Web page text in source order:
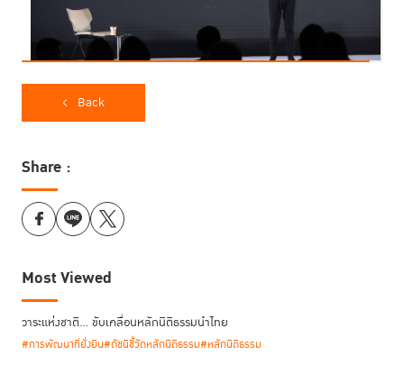
บาย ดิจิทัลวอลเล็ต ให้ประชาชนทุกคนที่มีอายุ 16 ปีขึ้นไป ได้คนละ 1 หมื่นบาท
“แอปพลิเคชันปลอม” เพื่อหลอกดูดเงินทันที นั่นคือ “ความเร็วของคนร้าย” ที่
ทำให้เห็นได้ว่า อาชญากรรมในลักษณะนี้ต้องการ “เทคโนโลยี” และ “ความเร็ว”
ในการเข้าขัดขวางกระบวนการหลอกลวงนี้
หากมอง “ประชาชนเป็นศูนย์กลาง” เราจะพบว่า สิ่งที่ “เหยื่อ” จากแก๊งหลอก
ให้โอนเงิน มีความต้องการได้รับความช่วยเหลือจากกลไกของรัฐมากที่สุด ก็คือ
ได้เงินคืน หรือ การหยุดยั้งเส้นทางของเงินที่ถูกโอนออกไปผ่านบัญชีม้าจำนวน
มากได้อย่างทันท่วงที นั่นเป็นความต้องการที่มากกว่า การจับกุมผู้กระทำความ
Back
Share :
Most Viewed
วาระแห่งชาติ… ขับเคลื่อนหลักนิติธรรมนำไทย
#การพัฒนาที่ยั่งยืน#ดัชนีชี้วัดหลักนิติธรรม#หลักนิติธรรม